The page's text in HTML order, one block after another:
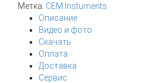
Метка: CEM Instuments
Описание
Видео и фото
Скачать
Оплата
Доставка
Сервис